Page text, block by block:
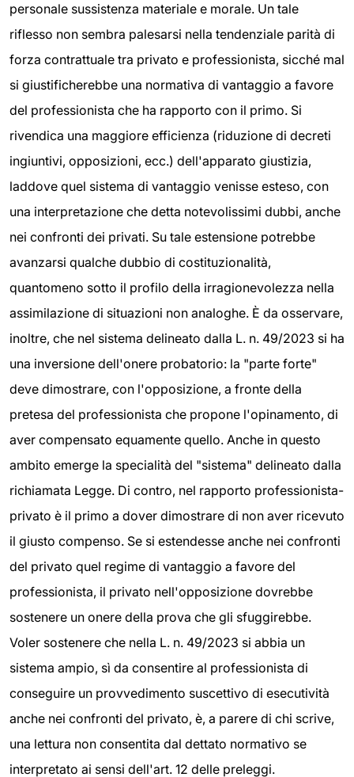
personale sussistenza materiale e morale. Un tale
riflesso non sembra palesarsi nella tendenziale parità di
forza contrattuale tra privato e professionista, sicché mal
si giustificherebbe una normativa di vantaggio a favore
del professionista che ha rapporto con il primo. Si
rivendica una maggiore efficienza (riduzione di decreti
ingiuntivi, opposizioni, ecc.) dell'apparato giustizia,
laddove quel sistema di vantaggio venisse esteso, con
una interpretazione che detta notevolissimi dubbi, anche
nei confronti dei privati. Su tale estensione potrebbe
avanzarsi qualche dubbio di costituzionalità,
quantomeno sotto il profilo della irragionevolezza nella
assimilazione di situazioni non analoghe. È da osservare,
inoltre, che nel sistema delineato dalla L. n. 49/2023 si ha
una inversione dell'onere probatorio: la "parte forte"
deve dimostrare, con l'opposizione, a fronte della
pretesa del professionista che propone l'opinamento, di
aver compensato equamente quello. Anche in questo
ambito emerge la specialità del "sistema" delineato dalla
richiamata Legge. Di contro, nel rapporto professionista-
privato è il primo a dover dimostrare di non aver ricevuto
il giusto compenso. Se si estendesse anche nei confronti
del privato quel regime di vantaggio a favore del
professionista, il privato nell'opposizione dovrebbe
sostenere un onere della prova che gli sfuggirebbe.
Voler sostenere che nella L. n. 49/2023 si abbia un
sistema ampio, sì da consentire al professionista di
conseguire un provvedimento suscettivo di esecutività
anche nei confronti del privato, è, a parere di chi scrive,
una lettura non consentita dal dettato normativo se
interpretato ai sensi dell'art. 12 delle preleggi.